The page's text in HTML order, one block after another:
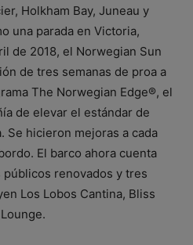
Holkham Bay, Juneau y
una parada en Victoria,
de 2018, el Norwegian Sun
de tres semanas de proa a
The Norwegian Edge®, el
de elevar el estándar de
Se hicieron mejoras a cada
El barco ahora cuenta
renovados y tres
Los Lobos Cantina, Bliss